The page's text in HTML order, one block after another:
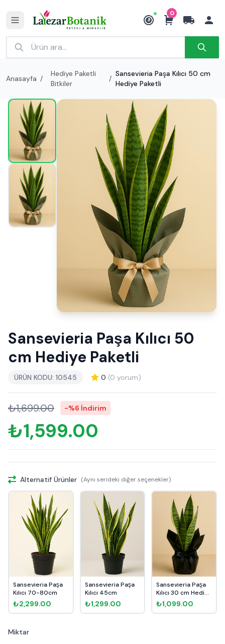
₺
0
Anasayfa /
Hediye Paketli
Bitkiler
/
Sansevieria Paşa Kılıcı 50 cm
Hediye Paketli
Sansevieria Paşa Kılıcı 50
cm Hediye Paketli
ÜRÜN KODU: 10545 0 (0 yorum)
₺1,699.00 -%6 İndirim
₺1,599.00
Alternatif Ürünler (Aynı serideki diğer seçenekler)
Sansevieria Paşa
Kılıcı 70-80cm
₺2,299.00
Sansevieria Paşa
Kılıcı 45cm
₺1,299.00
Sansevieria Paşa
Kılıcı 30 cm Hediye
Pa...
₺1,099.00
Miktar